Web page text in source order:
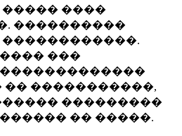
����
����������
���
�� �����������,
���������
�� �����.